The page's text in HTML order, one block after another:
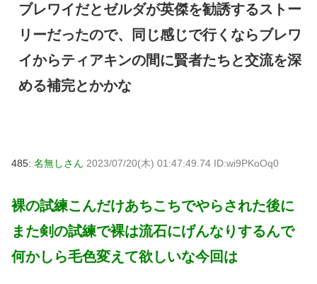
ブレワイだとゼルダが英傑を勧誘するストー
リーだったので、同じ感じで行くならブレワ
イからティアキンの間に賢者たちと交流を深
める補完とかかな
485: 名無しさん 2023/07/20(木) 01:47:49.74 ID:wi9PKoOq0
裸の試練こんだけあちこちでやらされた後に
また剣の試練で裸は流石にげんなりするんで
何かしら毛色変えて欲しいな今回は